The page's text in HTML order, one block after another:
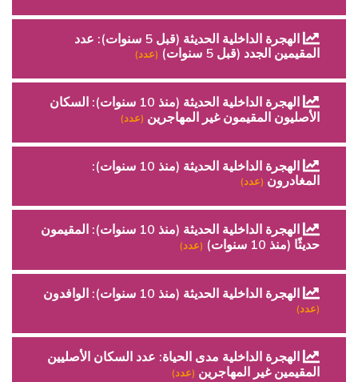
الهجرة الداخلية الحديثة (قبل 5 سنوات): عدد
المقيمين الجدد (قبل 5 سنوات)
(عدد)
الهجرة الداخلية الحديثة (منذ 10 سنوات): السكان
الأصليون المقيمون غير المهاجرين (عدد)
الهجرة الداخلية الحديثة (منذ 10 سنوات):
المغادرون (عدد)
الهجرة الداخلية الحديثة (منذ 10 سنوات): المقيمون
حديثًا (منذ 10 سنوات)
(عدد)
الهجرة الداخلية الحديثة (منذ 10 سنوات): الوافدون
(عدد)
الهجرة الداخلية مدى الحياة: عدد السكان الأصليين
المقيمين غير المهاجرين (عدد)